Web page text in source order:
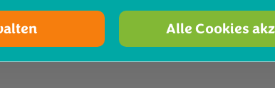
Alle Cookies